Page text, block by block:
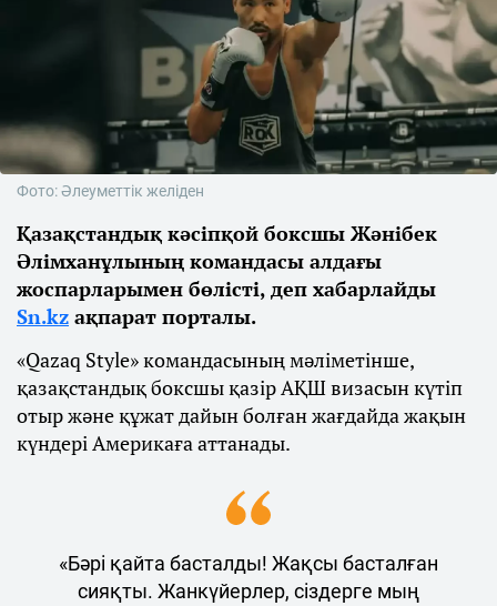
Фото: Әлеуметтік желіден
Қазақстандық кәсіпқой боксшы Жәнібек
Әлімханұлының командасы алдағы
жоспарларымен бөлісті, деп хабарлайды
Sn.kz ақпарат порталы.
«Qazaq Style» командасының мәліметінше,
қазақстандық боксшы қазір АҚШ визасын күтіп
отыр және құжат дайын болған жағдайда жақын
күндері Америкаға аттанады.
«Бәрі қайта басталды! Жақсы басталған
сияқты. Жанкүйерлер, сіздерге мың